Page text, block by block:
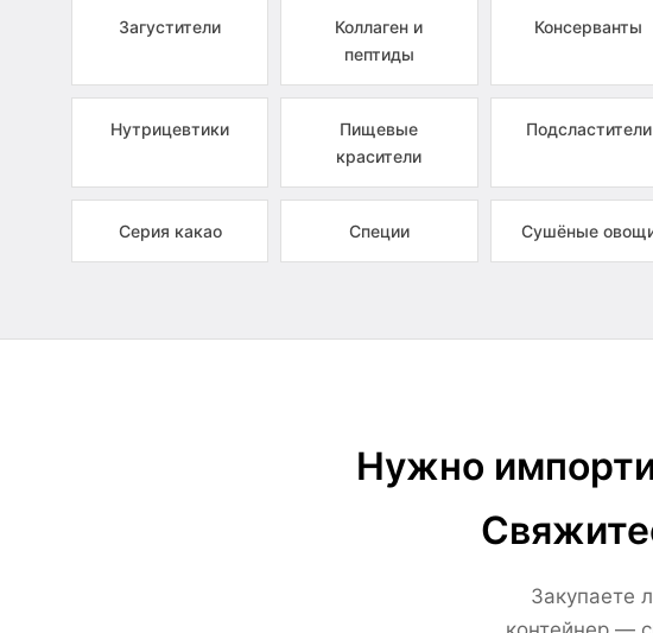
Загустители
Коллаген и
пептиды
Консерванты
Нутрицевтики
Пищевые
красители
Подсластители
Серия какао Специи Сушёные
Нужно
Закупаете